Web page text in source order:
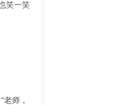
笑一笑
师，